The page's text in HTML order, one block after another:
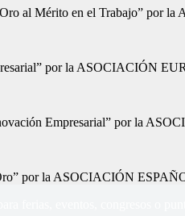
Oro al Mérito en el Trabajo”
por la ASOCIACIÓN
Empresarial” por la
por la ASOCIACIÓN